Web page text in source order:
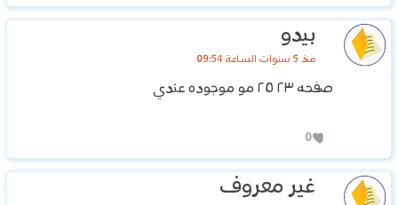
بيدو
منذ 5 سنوات الساعة 09:54
صفحه ٢٣ ٢٥ مو موجوده عندي
0
غير معروف